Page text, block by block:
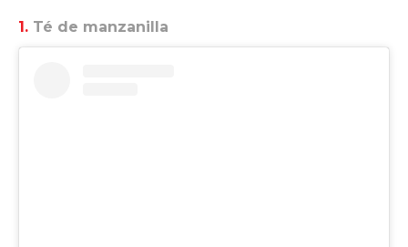
1. Té de manzanilla